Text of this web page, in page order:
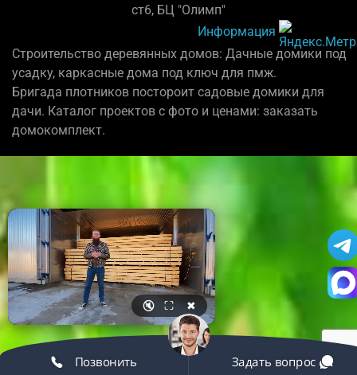
ст6, БЦ "Олимп"
Информация
Строительство деревянных домов: Дачные домики под
усадку, каркасные дома под ключ для пмж.
Бригада плотников постороит садовые домики для
дачи. Каталог проектов с фото и ценами: заказать
домокомплект.
🔇 ⛶ ✖
Позвонить Задать вопрос